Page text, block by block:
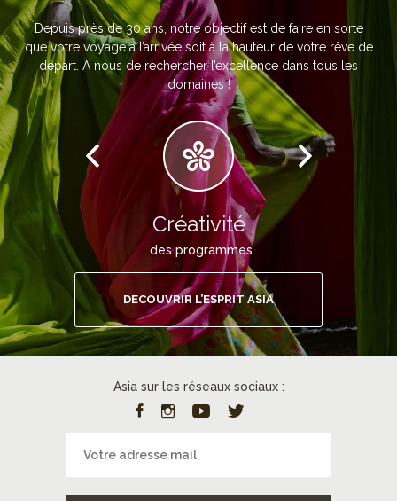
Depuis près de 30 ans, notre objectif est de faire en sorte
que votre voyage à l’arrivée soit à la hauteur de votre rêve de
départ. A nous de rechercher l’excellence dans tous les
domaines !
Créativité
des programmes
DECOUVRIR L’ESPRIT ASIA
Asia sur les réseaux sociaux :